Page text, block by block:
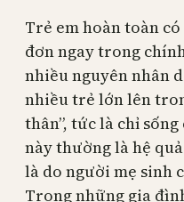
Trẻ em hoàn toàn
đơn ngay trong
nhiều nguyên nhân
nhiều trẻ lớn lên
thân”, tức là chỉ
này thường là hệ
là do người mẹ sinh
Trong những gia